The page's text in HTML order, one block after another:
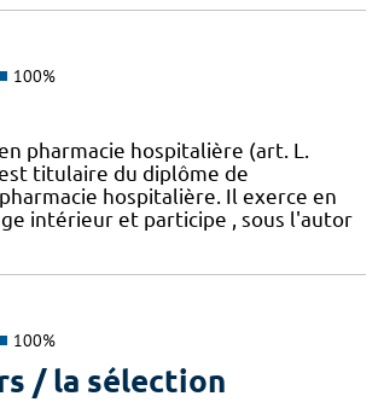
100%
pharmacie hospitalière (art. L.
titulaire du diplôme de
hospitalière. Il exerce en
intérieur et participe , sous l'autor
100%
/ la sélection